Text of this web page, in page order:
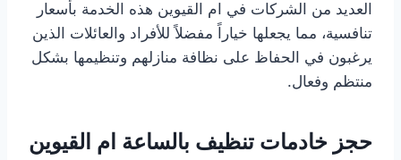
العديد من الشركات في ام القيوين هذه الخدمة بأسعار
تنافسية، مما يجعلها خياراً مفضلاً للأفراد والعائلات الذين
يرغبون في الحفاظ على نظافة منازلهم وتنظيمها بشكل
منتظم وفعال.
حجز خادمات تنظيف بالساعة ام القيوين